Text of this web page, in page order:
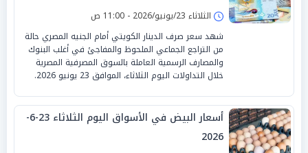
الثلاثاء 23/يونيو/2026 - 11:00 ص
شهد سعر صرف الدينار الكويتي أمام الجنيه المصري حالة
من التراجع الجماعي الملحوظ والمفاجئ في أغلب البنوك
والمصارف الرسمية العاملة بالسوق المصرفية المصرية
خلال التداولات اليوم الثلاثاء، الموافق 23 يونيو 2026.
أسعار البيض في الأسواق اليوم الثلاثاء 23-6-
2026